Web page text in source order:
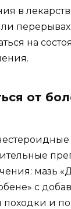
в
на
от
мазь
с
походки и